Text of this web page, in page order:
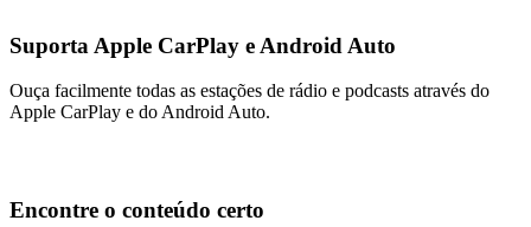
Suporta Apple CarPlay e Android Auto
Ouça facilmente todas as estações de rádio e podcasts através do
Apple CarPlay e do Android Auto.
Encontre o conteúdo certo